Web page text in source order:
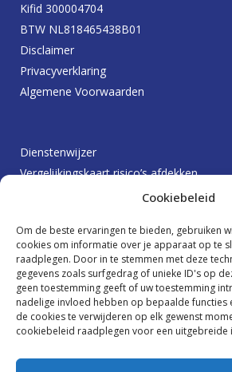
Cookiebeleid
Om de beste ervaringen te bieden, gebruiken
cookies om informatie over je apparaat op te
raadplegen. Door in te stemmen met deze
gegevens zoals surfgedrag of unieke ID's op
geen toestemming geeft of uw toestemming
nadelige invloed hebben op bepaalde functies
de cookies te verwijderen op elk gewenst
cookiebeleid raadplegen voor een uitgebreide
Kifid 300004704
BTW NL818465438B01
Disclaimer
Privacyverklaring
Algemene Voorwaarden
Dienstenwijzer
Vergelijkingskaart risico’s afdekken
Protocol betalingsachterstanden
Beloningsbeleid
Ik wil graag op de hoogte blijven